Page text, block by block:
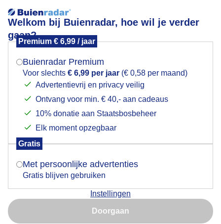
Welkom bij Buienradar, hoe wil je verder
gaan?
Premium € 6,99 / jaar
Buienradar Premium
Voor slechts € 6,99 per jaar (€ 0,58 per maand)
Advertentievrij en privacy veilig
Ontvang voor min. € 40,- aan cadeaus
10% donatie aan Staatsbosbeheer
Elk moment opzegbaar
Gratis
Met persoonlijke advertenties
Gratis blijven gebruiken
Instellingen
Doorgaan
Lijnenspel gemaaid gras bewolkt fiets- en visweer
Mogen we je locatie gebruiken voor het
Indien je hier nog geen akkoord op hebt gegeven,
verschijnt er zo een pop-up uit je browser waarin
Is goed, toon de popup
Nu niet, misschien later